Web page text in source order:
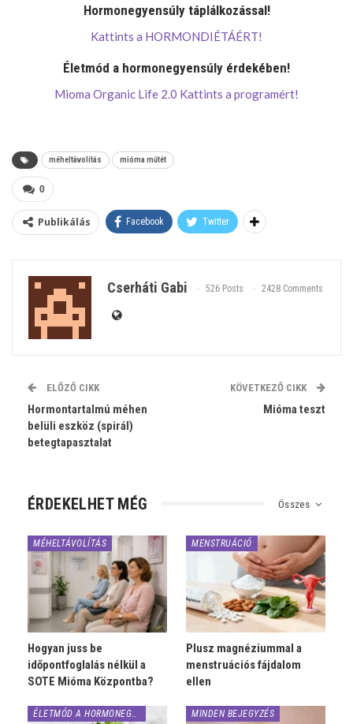
Hormonegyensúly táplálkozással!
Kattints a HORMONDIÉTÁÉRT!
Életmód a hormonegyensúly érdekében!
Mioma Organic Life 2.0 Kattints a programért!
méheltávolítás mióma műtét
0
Publikálás Facebook Twitter
Cserháti Gabi 526 Posts 2428 Comments
ELŐZŐ CIKK
Hormontartalmú méhen
belüli eszköz (spirál)
betegtapasztalat
KÖVETKEZŐ CIKK
Mióma teszt
Összes
ÉRDEKELHET MÉG
MÉHELTÁVOLÍTÁS
Hogyan juss be
időpontfoglalás nélkül a
SOTE Mióma Központba?
MENSTRUÁCIÓ
Plusz magnéziummal a
menstruációs fájdalom
ellen
ÉLETMÓD A HORMONEGYENSÚLYÉRT MINDEN BEJEGYZÉS